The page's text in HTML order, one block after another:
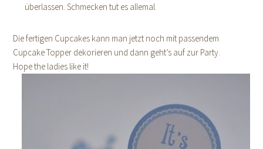
überlassen. Schmecken tut es allemal.
Die fertigen Cupcakes kann man jetzt noch mit passendem
Cupcake Topper dekorieren und dann geht’s auf zur Party.
Hope the ladies like it!